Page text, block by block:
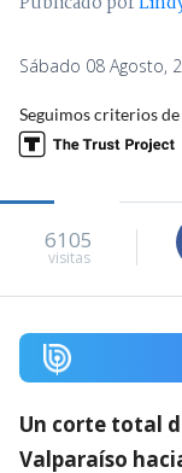
Sábado 08 Agosto,
Seguimos criterios de
6105
visitas
Un corte total
Valparaíso